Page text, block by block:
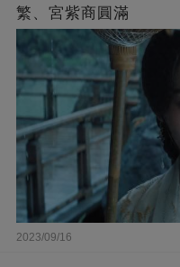
繁、宮紫商圓滿
2023/09/16